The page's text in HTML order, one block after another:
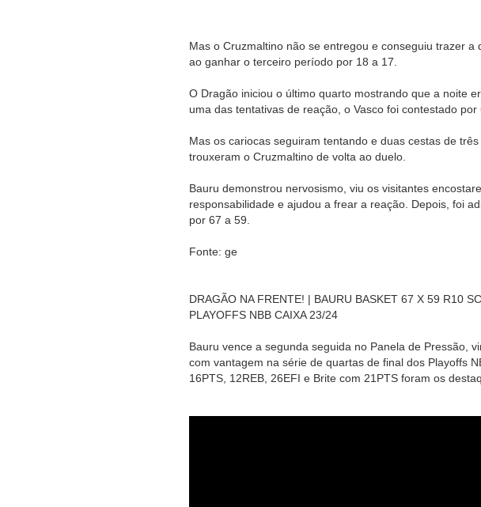
Mas o Cruzmaltino não se entregou e conseguiu trazer a
ao ganhar o terceiro período por 18 a 17.
O Dragão iniciou o último quarto mostrando que a noite
uma das tentativas de reação, o Vasco foi contestado por
Mas os cariocas seguiram tentando e duas cestas de
trouxeram o Cruzmaltino de volta ao duelo.
Bauru demonstrou nervosismo, viu os visitantes
responsabilidade e ajudou a frear a reação. Depois, foi
por 67 a 59.
Fonte: ge
DRAGÃO NA FRENTE! | BAURU BASKET 67 X 59 R10
PLAYOFFS NBB CAIXA 23/24
Bauru vence a segunda seguida no Panela de Pressão,
com vantagem na série de quartas de final dos Playoffs
16PTS, 12REB, 26EFI e Brite com 21PTS foram os